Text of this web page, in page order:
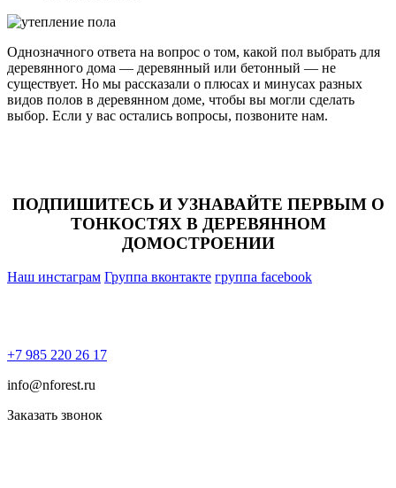
Однозначного ответа на вопрос о том, какой пол выбрать для
деревянного дома — деревянный или бетонный — не
существует. Но мы рассказали о плюсах и минусах разных
видов полов в деревянном доме, чтобы вы могли сделать
выбор. Если у вас остались вопросы, позвоните нам.
ПОДПИШИТЕСЬ И УЗНАВАЙТЕ ПЕРВЫМ О
ТОНКОСТЯХ В ДЕРЕВЯННОМ
ДОМОСТРОЕНИИ
Наш инстаграм Группа вконтакте группа facebook
+7 985 220 26 17
info@nforest.ru
Заказать звонок